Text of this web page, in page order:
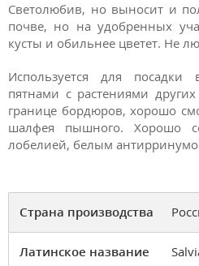
Светолюбив, но выносит и
почве, но на удобренных
кусты и обильнее цветет. Не
Используется для посадки
пятнами с растениями
границе бордюров, хорошо
шалфея пышного. Хорошо
лобелией, белым
Страна производства
Латинское название